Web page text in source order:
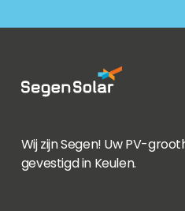
Wij zijn Segen! Uw PV-
gevestigd in Keulen.